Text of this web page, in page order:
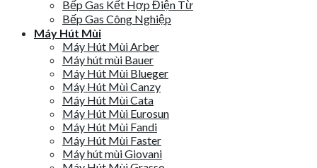
Bếp Gas Kết Hợp Điện Từ
Bếp Gas Công Nghiệp
Máy Hút Mùi
Máy Hút Mùi Arber
Máy hút mùi Bauer
Máy Hút Mùi Blueger
Máy Hút Mùi Canzy
Máy Hút Mùi Cata
Máy Hút Mùi Eurosun
Máy Hút Mùi Fandi
Máy Hút Mùi Faster
Máy hút mùi Giovani